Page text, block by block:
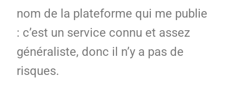
nom de la plateforme qui me publie
: c’est un service connu et assez
généraliste, donc il n’y a pas de
risques.